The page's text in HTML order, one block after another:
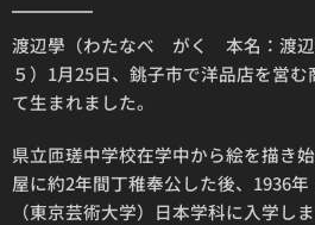
渡辺學（わたなべ がく 本名：渡辺
５）1月25日、銚子市で洋品店を営
て生まれました。
県立匝瑳中学校在学中から絵を描き
屋に約2年間丁稚奉公した後、1936
（東京芸術大学）日本学科に入学し